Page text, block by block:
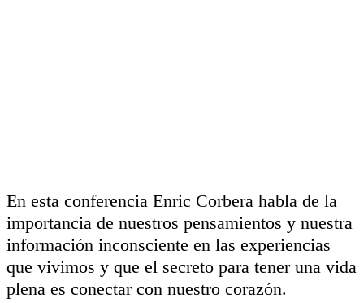
En esta conferencia Enric Corbera habla de la
importancia de nuestros pensamientos y nuestra
información inconsciente en las experiencias
que vivimos y que el secreto para tener una vida
plena es conectar con nuestro corazón.